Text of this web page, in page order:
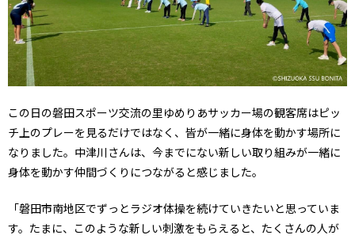
この日の磐田スポーツ交流の里ゆめりあサッカー場の観客席はピッ
チ上のプレーを見るだけではなく、皆が一緒に身体を動かす場所に
なりました。中津川さんは、今までにない新しい取り組みが一緒に
身体を動かす仲間づくりにつながると感じました。
「磐田市南地区でずっとラジオ体操を続けていきたいと思っていま
す。たまに、このような新しい刺激をもらえると、たくさんの人が